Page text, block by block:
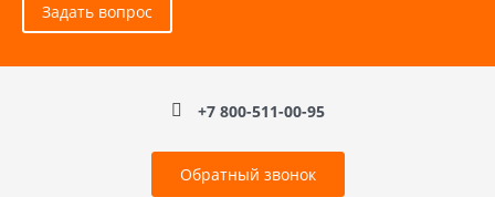
Задать вопрос
+7 800-511-00-95
Обратный звонок